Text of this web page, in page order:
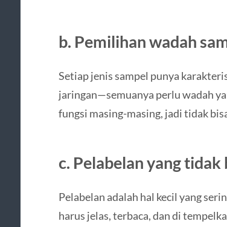
b. Pemilihan wadah
Setiap jenis sampel punya
jaringan—semuanya perlu wadah
fungsi masing-masing, jadi tidak
c. Pelabelan yang tidak
Pelabelan adalah hal kecil yang
harus jelas, terbaca, dan di